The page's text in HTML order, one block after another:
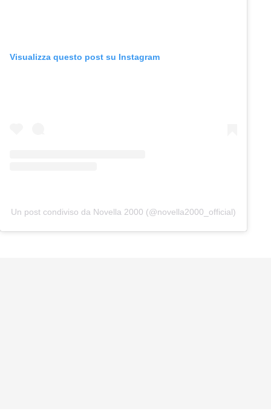
Visualizza questo post su Instagram
Un post condiviso da Novella 2000 (@novella2000_official)